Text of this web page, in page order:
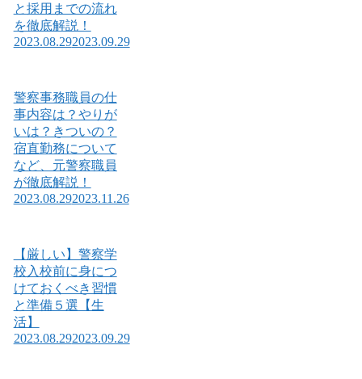
と採用までの流れ
を徹底解説！
2023.08.292023.09.29
警察事務職員の仕
事内容は？やりが
いは？きついの？
宿直勤務について
など、元警察職員
が徹底解説！
2023.08.292023.11.26
【厳しい】警察学
校入校前に身につ
けておくべき習慣
と準備５選【生
活】
2023.08.292023.09.29